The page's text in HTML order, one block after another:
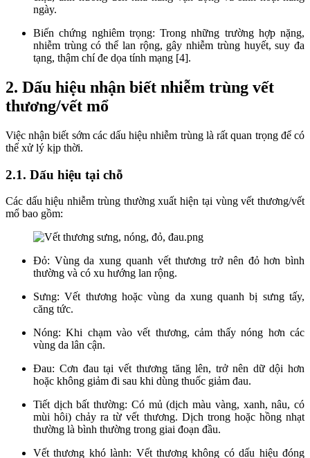
ngày.
Biến chứng nghiêm trọng: Trong những trường hợp nặng,
nhiễm trùng có thể lan rộng, gây nhiễm trùng huyết, suy đa
tạng, thậm chí đe dọa tính mạng [4].
2. Dấu hiệu nhận biết nhiễm trùng vết
thương/vết mổ
Việc nhận biết sớm các dấu hiệu nhiễm trùng là rất quan trọng để có
thể xử lý kịp thời.
2.1. Dấu hiệu tại chỗ
Các dấu hiệu nhiễm trùng thường xuất hiện tại vùng vết thương/vết
mổ bao gồm:
Đỏ: Vùng da xung quanh vết thương trở nên đỏ hơn bình
thường và có xu hướng lan rộng.
Sưng: Vết thương hoặc vùng da xung quanh bị sưng tấy,
căng tức.
Nóng: Khi chạm vào vết thương, cảm thấy nóng hơn các
vùng da lân cận.
Đau: Cơn đau tại vết thương tăng lên, trở nên dữ dội hơn
hoặc không giảm đi sau khi dùng thuốc giảm đau.
Tiết dịch bất thường: Có mủ (dịch màu vàng, xanh, nâu, có
mùi hôi) chảy ra từ vết thương. Dịch trong hoặc hồng nhạt
thường là bình thường trong giai đoạn đầu.
Vết thương khó lành: Vết thương không có dấu hiệu đóng